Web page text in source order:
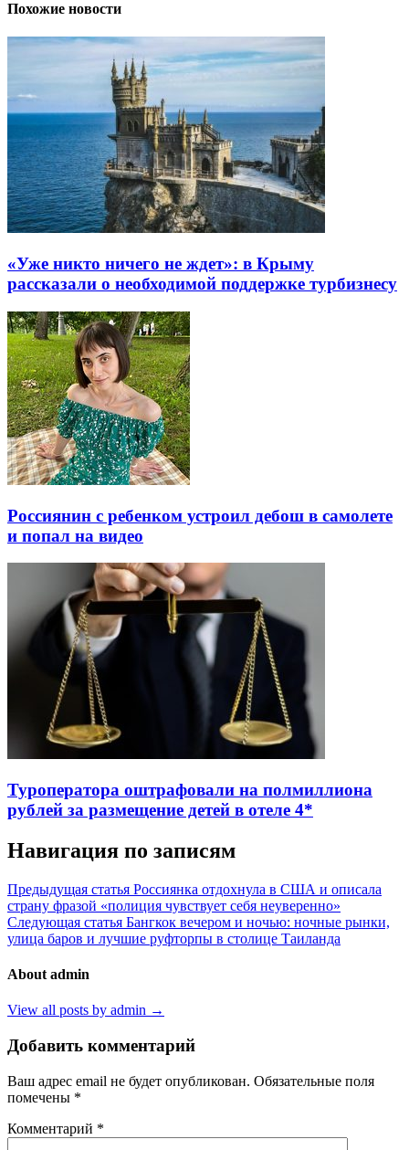
Похожие новости
«Уже никто ничего не ждет»: в Крыму
рассказали о необходимой поддержке турбизнесу
Россиянин с ребенком устроил дебош в самолете
и попал на видео
Туроператора оштрафовали на полмиллиона
рублей за размещение детей в отеле 4*
Навигация по записям
Предыдущая статья Россиянка отдохнула в США и описала
страну фразой «полиция чувствует себя неуверенно»
Следующая статья Бангкок вечером и ночью: ночные рынки,
улица баров и лучшие руфторпы в столице Таиланда
About admin
View all posts by admin →
Добавить комментарий
Ваш адрес email не будет опубликован. Обязательные поля
помечены *
Комментарий *